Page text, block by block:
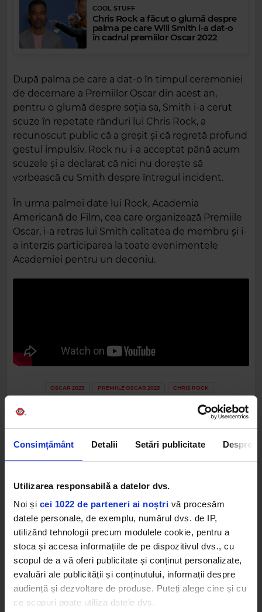
Consimțământ Detalii Setări publicitate Despre
Utilizarea responsabilă a datelor dvs.
Noi și cei 1022 de parteneri ai noștri vă procesăm
datele personale, de exemplu, numărul dvs. de IP,
utilizând tehnologii precum modulele cookie, pentru a
stoca și accesa informațiile de pe dispozitivul dvs., cu
scopul de a vă oferi publicitate și conținut personalizate,
evaluări ale publicității și conținutului, informații despre
audiență și dezvoltare de produse. Puteți alege cine și cu
ce scopuri poate utiliza datele dvs.
COOL STUFF
Chris Rock a făcut o glumă despre
palma pe care Will Smith i-a dat-o
în cadrul premiilor Oscar 2022
După palma pe care a dat-o în timpul ceremoniei
de decernare a Premiilor Oscar din acest an,
pentru o glumă despre soția sa, Smith i-a cerut
scuze în repetate rânduri lui Chris Rock, a
recunoscut public că a greșit și că regretă profund
gestul impulsiv. Rock nu i-a acceptat până acum
scuzele și a declarat că nici nu dorește să
vorbească cu Smith despre întregul incident.
În urma palmei date lui Rock, Academia
Americană de Film, cea care organizează Premiile
Oscar, i-a retras lui Smith calitatea de membru și i-
a interzis participarea la toate evenimentele
Academiei pentru un deceniu.
OSCAR 2023 PREMIILE OSCAR 2023 CHRIS ROCK
Cele mai ascultate playlist-uri